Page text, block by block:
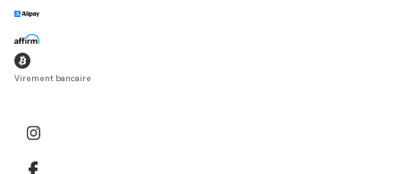
Virement bancaire